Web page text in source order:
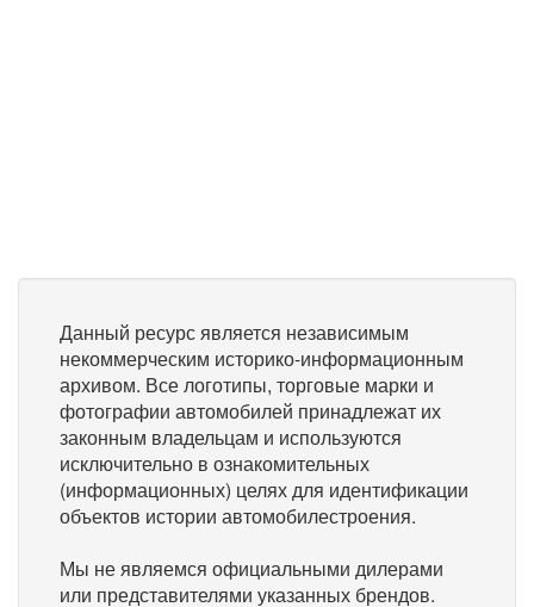
Данный ресурс является независимым
некоммерческим историко-информационным
архивом. Все логотипы, торговые марки и
фотографии автомобилей принадлежат их
законным владельцам и используются
исключительно в ознакомительных
(информационных) целях для идентификации
объектов истории автомобилестроения.
Мы не являемся официальными дилерами
или представителями указанных брендов.